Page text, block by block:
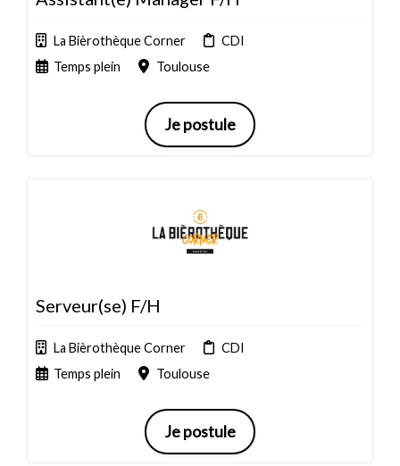
La Bièrothèque Corner
CDI
Temps plein
Toulouse
Je postule
Serveur(se) F/H
La Bièrothèque Corner
CDI
Temps plein
Toulouse
Je postule